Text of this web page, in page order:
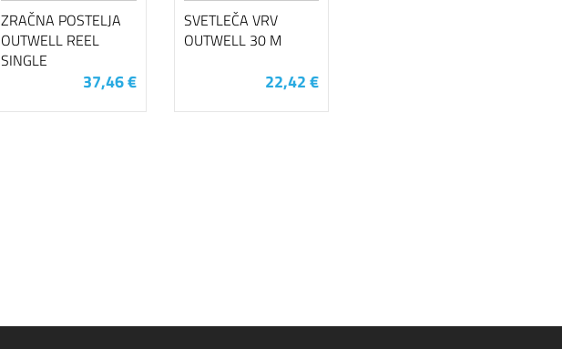
ZRAČNA POSTELJA
OUTWELL REEL
SINGLE
37,46 €
SVETLEČA VRV
OUTWELL 30 M
22,42 €